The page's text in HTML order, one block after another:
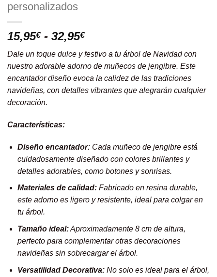
personalizados
15,95€ - 32,95€Rango
precios:
desde
15,95€
hasta
Dale un toque dulce y festivo a tu árbol de Navidad con
nuestro adorable adorno de muñecos de jengibre. Este
encantador diseño evoca la calidez de las tradiciones
navideñas, con detalles vibrantes que alegrarán cualquier
decoración.
Características:
Diseño encantador:Cada muñeco de jengibre está
cuidadosamente diseñado con colores brillantes y
detalles adorables, como botones y sonrisas.
Materiales de calidad:Fabricado en resina durable,
este adorno es ligero y resistente, ideal para colgar en
tu árbol.
Tamaño ideal:Aproximadamente 8 cm de altura,
perfecto para complementar otras decoraciones
navideñas sin sobrecargar el árbol.
Versatilidad Decorativa:No solo es ideal para el árbol,